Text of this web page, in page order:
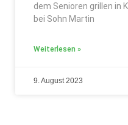
dem Senioren grillen in
bei Sohn Martin
Weiterlesen »
9. August 2023